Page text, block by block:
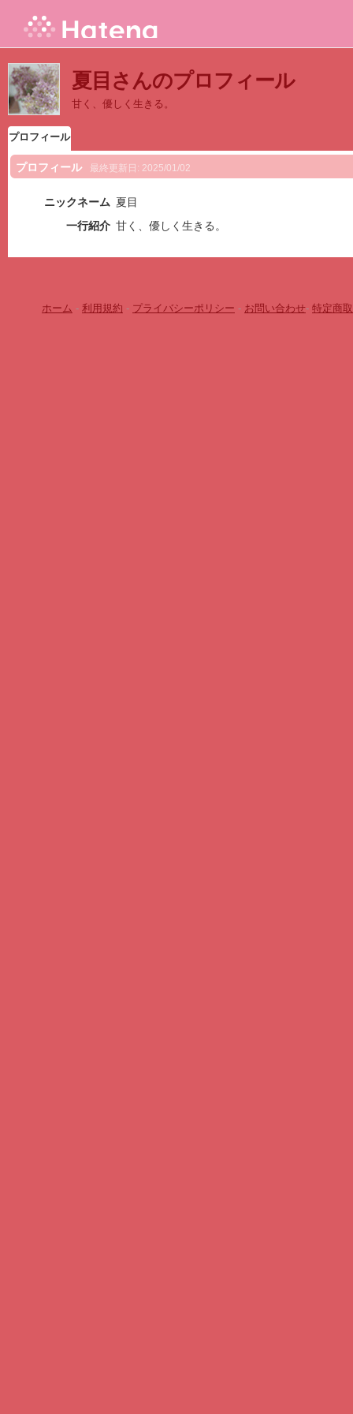
夏目さんのプロフィール
甘く、優しく生きる。
プロフィール
プロフィール 最終更新日: 2025/01/02
ニックネーム 夏目
一行紹介 甘く、優しく生きる。
ホーム - 利用規約 - プライバシーポリシー - お問い合わせ- 特定商